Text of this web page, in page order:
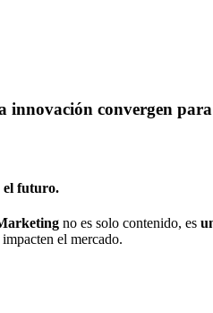
convergen
el futuro.
no es solo contenido, es
el mercado.